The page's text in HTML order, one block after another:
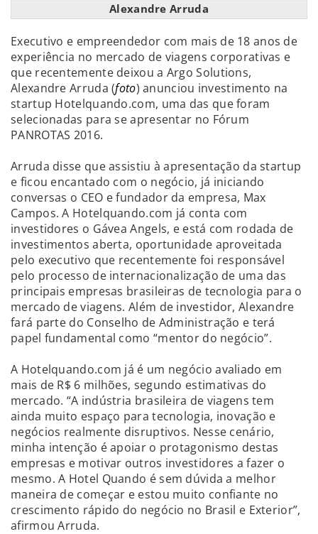
Alexandre Arruda
Executivo e empreendedor com mais de 18 anos de
experiência no mercado de viagens corporativas e
que recentemente deixou a Argo Solutions,
Alexandre Arruda (foto) anunciou investimento na
startup Hotelquando.com, uma das que foram
selecionadas para se apresentar no Fórum
PANROTAS 2016.
Arruda disse que assistiu à apresentação da startup
e ficou encantado com o negócio, já iniciando
conversas o CEO e fundador da empresa, Max
Campos. A Hotelquando.com já conta com
investidores o Gávea Angels, e está com rodada de
investimentos aberta, oportunidade aproveitada
pelo executivo que recentemente foi responsável
pelo processo de internacionalização de uma das
principais empresas brasileiras de tecnologia para o
mercado de viagens. Além de investidor, Alexandre
fará parte do Conselho de Administração e terá
papel fundamental como “mentor do negócio”.
A Hotelquando.com já é um negócio avaliado em
mais de R$ 6 milhões, segundo estimativas do
mercado. “A indústria brasileira de viagens tem
ainda muito espaço para tecnologia, inovação e
negócios realmente disruptivos. Nesse cenário,
minha intenção é apoiar o protagonismo destas
empresas e motivar outros investidores a fazer o
mesmo. A Hotel Quando é sem dúvida a melhor
maneira de começar e estou muito confiante no
crescimento rápido do negócio no Brasil e Exterior”,
afirmou Arruda.